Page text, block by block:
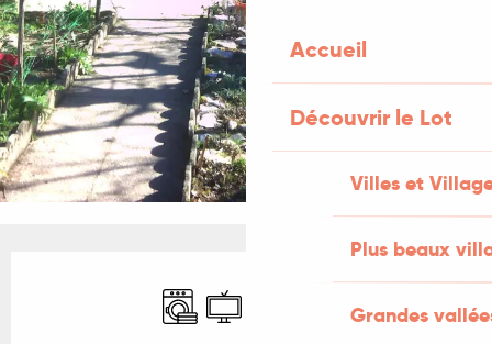
Accueil
Découvrir le Lot
Villes et
Plus beaux
Grandes
Lave linge
Télévision